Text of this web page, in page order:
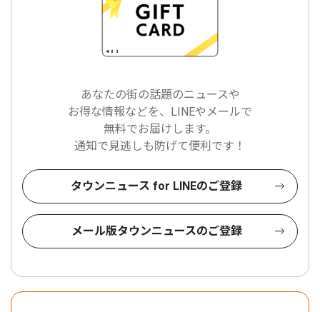
あなたの街の話題のニュースや
お得な情報などを、LINEやメールで
無料でお届けします。
通知で見逃しも防げて便利です！
タウンニュース for LINEのご登録
メール版タウンニュースのご登録